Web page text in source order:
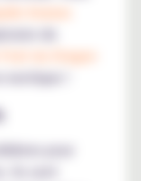
de
du Dragon
!
pour